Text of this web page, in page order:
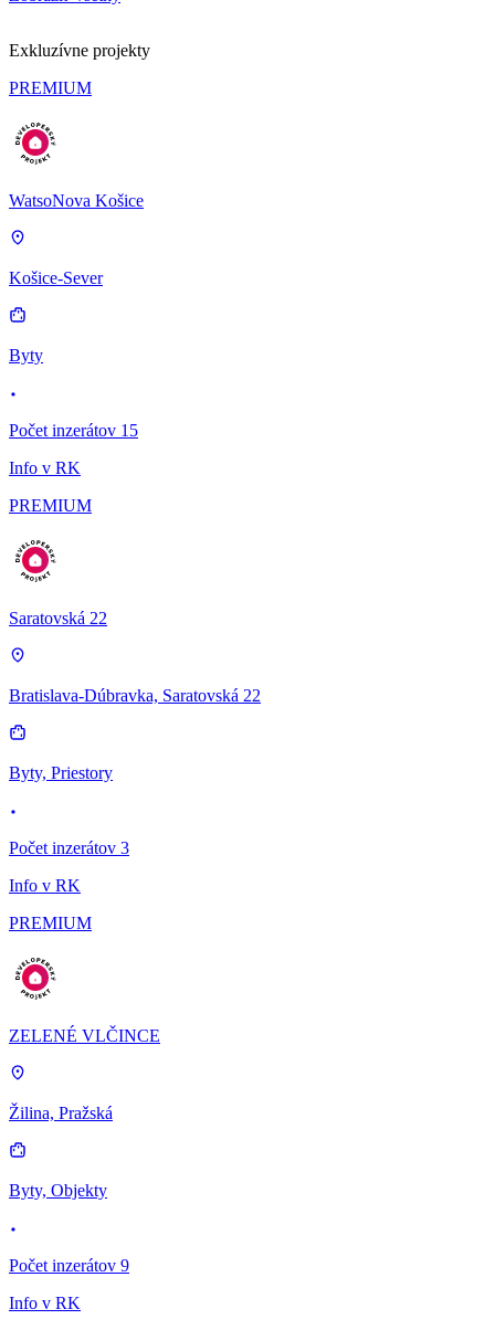
Exkluzívne projekty
PREMIUM
WatsoNova Košice
Košice-Sever
Byty
Počet inzerátov 15
Info v RK
PREMIUM
Saratovská 22
Bratislava-Dúbravka, Saratovská 22
Byty, Priestory
Počet inzerátov 3
Info v RK
PREMIUM
ZELENÉ VLČINCE
Žilina, Pražská
Byty, Objekty
Počet inzerátov 9
Info v RK